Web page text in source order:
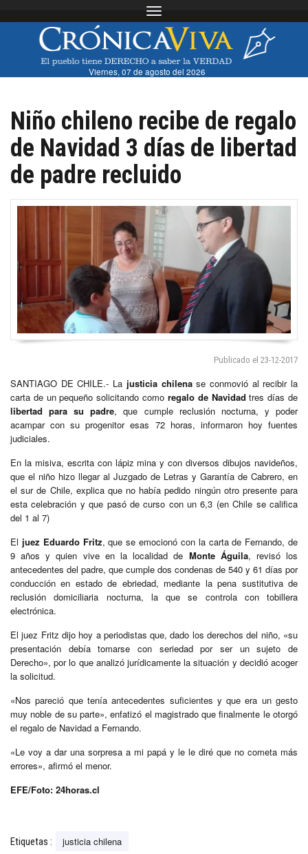
Toggle navigation
Viernes, 07 de agosto del 2026
Niño chileno recibe de regalo
de Navidad 3 días de libertad
de padre recluido
Publicado el 23-12-2017
SANTIAGO DE CHILE.- La justicia chilenase conmovió al recibir la
carta de un pequeño solicitando como regalo de Navidad tres días de
libertad para su padre, que cumple reclusión nocturna, y poder
acampar con su progenitor esas 72 horas, informaron hoy fuentes
judiciales.
En la misiva, escrita con lápiz mina y con diversos dibujos navideños,
que el niño hizo llegar al Juzgado de Letras y Garantía de Cabrero, en
el sur de Chile, explica que no había pedido ningún otro presente para
esta celebración y que pasó de curso con un 6,3 (en Chile se califica
del 1 al 7)
El juez Eduardo Fritz, que se emocionó con la carta de Fernando, de
9 años y quien vive en la localidad de Monte Águila, revisó los
antecedentes del padre, que cumple dos condenas de 540 y 61 días por
conducción en estado de ebriedad, mediante la pena sustitutiva de
reclusión domiciliaria nocturna, la que se controla con tobillera
electrónica.
El juez Fritz dijo hoy a periodistas que, dado los derechos del niño, «su
presentación debía tomarse con seriedad por ser un sujeto de
Derecho», por lo que analizó jurídicamente la situación y decidió acoger
la solicitud.
«Nos pareció que tenía antecedentes suficientes y que era un gesto
muy noble de su parte», enfatizó el magistrado que finalmente le otorgó
el regalo de Navidad a Fernando.
«Le voy a dar una sorpresa a mi papá y le le diré que no cometa más
errores», afirmó el menor.
EFE/Foto: 24horas.cl
Etiquetas : justicia chilena